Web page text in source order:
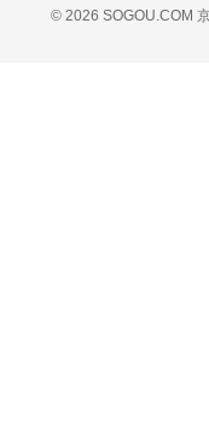
© 2026 SOGOU.COM